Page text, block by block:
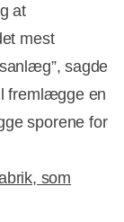
at
mest
sagde
fremlægge en
sporene for
som